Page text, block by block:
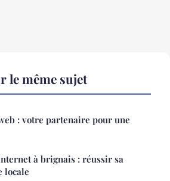
le même sujet
: votre partenaire pour une
à brignais : réussir sa
locale